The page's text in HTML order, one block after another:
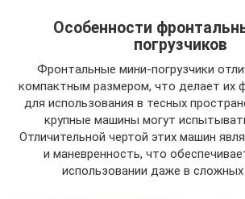
Особенности
погрузчиков
Фронтальные мини-погрузчики
компактным размером, что делает их
для использования в тесных
крупные машины могут
Отличительной чертой этих машин
и маневренность, что
использовании даже в сложных